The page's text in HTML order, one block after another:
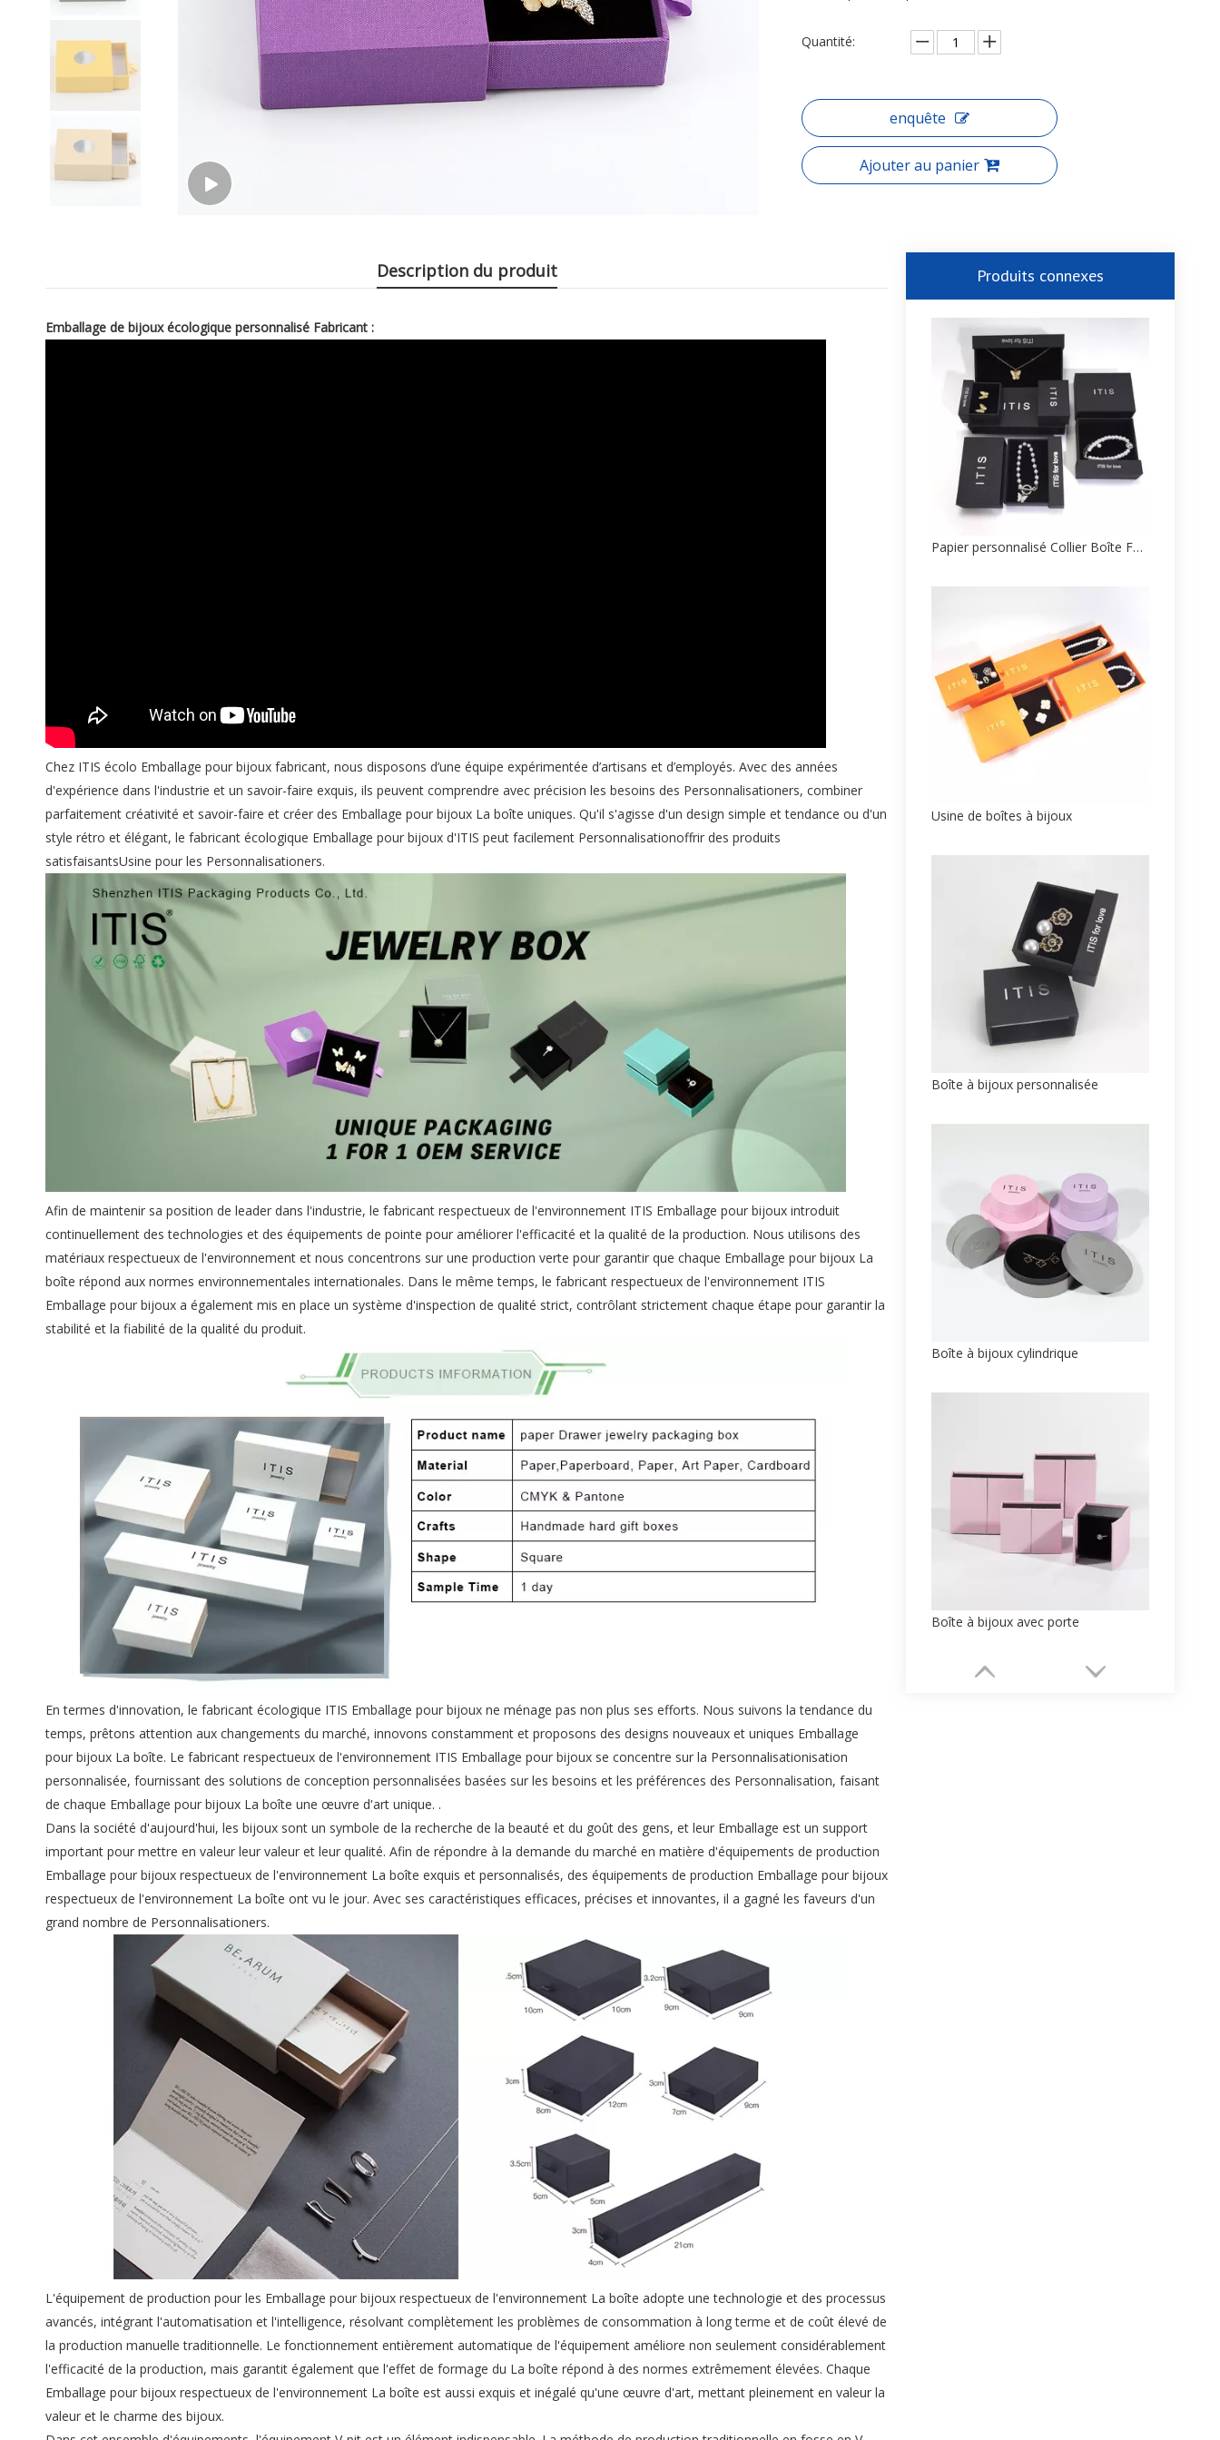
Quantité:
enquête
Ajouter au panier
Description du produit
Emballage de bijoux écologique personnalisé Fabricant :
Chez ITIS écolo Emballage pour bijoux fabricant, nous disposons d’une équipe expérimentée d’artisans et d’employés. Avec des années
d'expérience dans l'industrie et un savoir-faire exquis, ils peuvent comprendre avec précision les besoins des Personnalisationers, combiner
parfaitement créativité et savoir-faire et créer des Emballage pour bijoux La boîte uniques. Qu'il s'agisse d'un design simple et tendance ou d'un
style rétro et élégant, le fabricant écologique Emballage pour bijoux d'ITIS peut facilement Personnalisationoffrir des produits
satisfaisantsUsine pour les Personnalisationers.
Afin de maintenir sa position de leader dans l'industrie, le fabricant respectueux de l'environnement ITIS Emballage pour bijoux introduit
continuellement des technologies et des équipements de pointe pour améliorer l'efficacité et la qualité de la production. Nous utilisons des
matériaux respectueux de l'environnement et nous concentrons sur une production verte pour garantir que chaque Emballage pour bijoux La
boîte répond aux normes environnementales internationales. Dans le même temps, le fabricant respectueux de l'environnement ITIS
Emballage pour bijoux a également mis en place un système d'inspection de qualité strict, contrôlant strictement chaque étape pour garantir la
stabilité et la fiabilité de la qualité du produit.
En termes d'innovation, le fabricant écologique ITIS Emballage pour bijoux ne ménage pas non plus ses efforts. Nous suivons la tendance du
temps, prêtons attention aux changements du marché, innovons constamment et proposons des designs nouveaux et uniques Emballage
pour bijoux La boîte. Le fabricant respectueux de l'environnement ITIS Emballage pour bijoux se concentre sur la Personnalisationisation
personnalisée, fournissant des solutions de conception personnalisées basées sur les besoins et les préférences des Personnalisation, faisant
de chaque Emballage pour bijoux La boîte une œuvre d'art unique. .
Dans la société d'aujourd'hui, les bijoux sont un symbole de la recherche de la beauté et du goût des gens, et leur Emballage est un support
important pour mettre en valeur leur valeur et leur qualité. Afin de répondre à la demande du marché en matière d'équipements de production
Emballage pour bijoux respectueux de l'environnement La boîte exquis et personnalisés, des équipements de production Emballage pour bijoux
respectueux de l'environnement La boîte ont vu le jour. Avec ses caractéristiques efficaces, précises et innovantes, il a gagné les faveurs d'un
grand nombre de Personnalisationers.
L'équipement de production pour les Emballage pour bijoux respectueux de l'environnement La boîte adopte une technologie et des processus
avancés, intégrant l'automatisation et l'intelligence, résolvant complètement les problèmes de consommation à long terme et de coût élevé de
la production manuelle traditionnelle. Le fonctionnement entièrement automatique de l'équipement améliore non seulement considérablement
l'efficacité de la production, mais garantit également que l'effet de formage du La boîte répond à des normes extrêmement élevées. Chaque
Emballage pour bijoux respectueux de l'environnement La boîte est aussi exquis et inégalé qu'une œuvre d'art, mettant pleinement en valeur la
valeur et le charme des bijoux.
Produits connexes
Papier personnalisé Collier Boîte Fabricant
Usine de boîtes à bijoux
Boîte à bijoux personnalisée
Boîte à bijoux cylindrique
Boîte à bijoux avec porte